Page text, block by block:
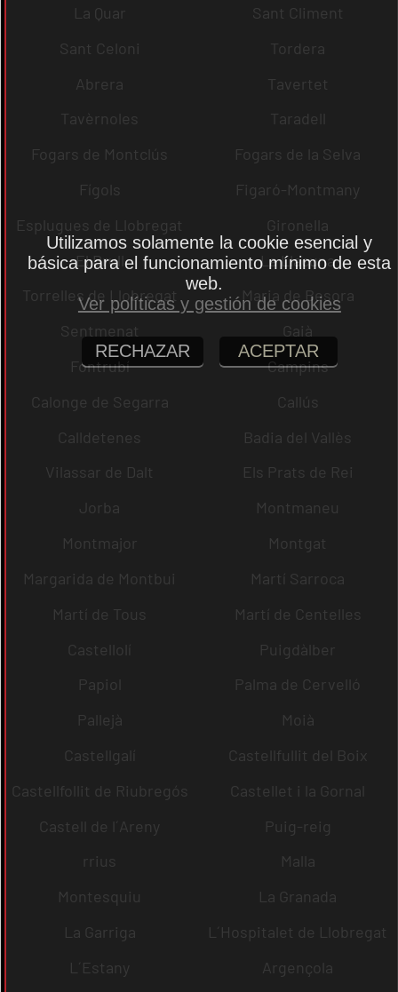
La Quar
Sant Climent
Sant Celoni
Tordera
Abrera
Tavertet
Tavèrnoles
Taradell
Fogars de Montclús
Fogars de la Selva
Fígols
Figaró-Montmany
Esplugues de Llobregat
Gironella
El Brull
La Llacuna
Torrelles de Llobregat
Maria de Besora
Sentmenat
Gaià
Fontrubí
Campins
Calonge de Segarra
Callús
Calldetenes
Badia del Vallès
Vilassar de Dalt
Els Prats de Rei
Jorba
Montmaneu
Montmajor
Montgat
Margarida de Montbui
Martí Sarroca
Martí de Tous
Martí de Centelles
Castellolí
Puigdàlber
Papiol
Palma de Cervelló
Pallejà
Moià
Castellgalí
Castellfullit del Boix
Castellfollit de Riubregós
Castellet i la Gornal
Castell de l´Areny
Puig-reig
rrius
Malla
Montesquiu
La Granada
La Garriga
L´Hospitalet de Llobregat
L´Estany
Argençola
Utilizamos solamente la cookie esencial y
básica para el funcionamiento mínimo de esta
web.
Ver políticas y gestión de cookies
RECHAZAR ACEPTAR